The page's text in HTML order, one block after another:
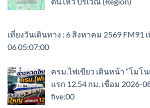
เที่ยงวันเดินทาง : 6 สิงหาคม 2569 FM91
06 05:07:00
ครม.ไฟเขียว เดินหน้า “โมโน
แรก 12.54 กม. เชื่อม 2026-
five:00